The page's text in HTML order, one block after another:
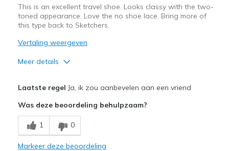
This is an excellent travel shoe. Looks classy with the two-
toned appearance. Love the no shoe lace. Bring more of
this type back to Sketchers.
Vertaling weergeven
Meer details
Comfortable
Leather look
Laatste regel Ja, ik zou aanbevelen aan een vriend
Was deze beoordeling behulpzaam?
1 0
Markeer deze beoordeling